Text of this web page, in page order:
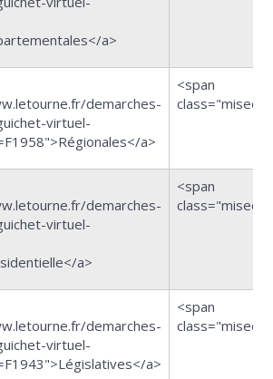
a>
demarches-
virtuel-
a>
<span
demarches-
virtuel-
a>
<span
demarches-
virtuel-
a>
<span